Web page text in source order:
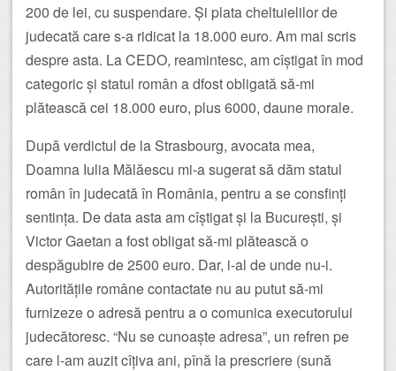
200 de lei, cu suspendare. Și plata cheltuielilor de
judecată care s-a ridicat la 18.000 euro. Am mai scris
despre asta. La CEDO, reamintesc, am cîștigat în mod
categoric și statul român a dfost obligată să-mi
plătească cei 18.000 euro, plus 6000, daune morale.
După verdictul de la Strasbourg, avocata mea,
Doamna Iulia Mălăescu mi-a sugerat să dăm statul
român în judecată în România, pentru a se consfinți
sentința. De data asta am cîștigat și la București, și
Victor Gaetan a fost obligat să-mi plătească o
despăgubire de 2500 euro. Dar, i-al de unde nu-i.
Autoritățile române contactate nu au putut să-mi
furnizeze o adresă pentru a o comunica executorului
judecătoresc. “Nu se cunoaște adresa”, un refren pe
care l-am auzit cîțiva ani, pînă la prescriere (sună